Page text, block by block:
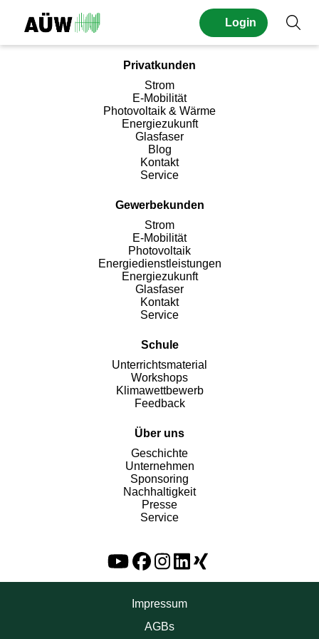
Login
Privatkunden
Strom
E-Mobilität
Photovoltaik & Wärme
Energiezukunft
Glasfaser
Blog
Kontakt
Service
Gewerbekunden
Strom
E-Mobilität
Photovoltaik
Energiedienstleistungen
Energiezukunft
Glasfaser
Kontakt
Service
Schule
Unterrichtsmaterial
Workshops
Klimawettbewerb
Feedback
Über uns
Geschichte
Unternehmen
Sponsoring
Nachhaltigkeit
Presse
Service
Impressum
AGBs